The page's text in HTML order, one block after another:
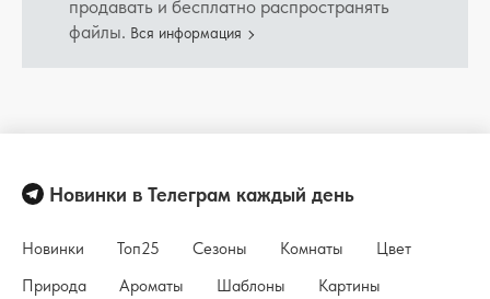
продавать и бесплатно распространять
файлы. Вся информация
Новинки в Телеграм каждый день
Новинки Топ25 Сезоны Комнаты
Цвет
Природа
Ароматы Шаблоны
Картины